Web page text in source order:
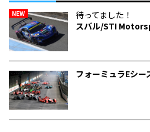
NEW
待ってました！
スバル/STI
フォーミュラEシー